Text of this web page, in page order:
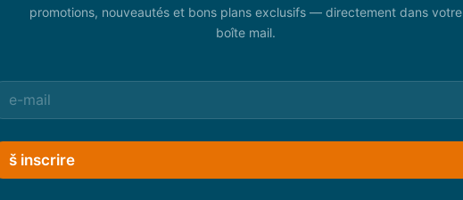
promotions, nouveautés et bons plans exclusifs — directement dans votre
boîte mail.
š inscrire